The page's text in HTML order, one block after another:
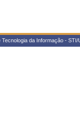
Tecnologia da Informação -